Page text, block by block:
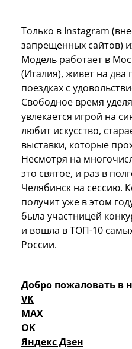
Только в Instagram
запрещенных сайтов)
Модель работает в
(Италия), живет на два
поездках с
Свободное время
увлекается игрой на
любит искусство,
выставки, которые
Несмотря на
это святое, и раз в
Челябинск на сессию.
получит уже в этом
была участницей
и вошла в ТОП-10
России.
Добро пожаловать в
VK
MAX
OK
Яндекс Дзен